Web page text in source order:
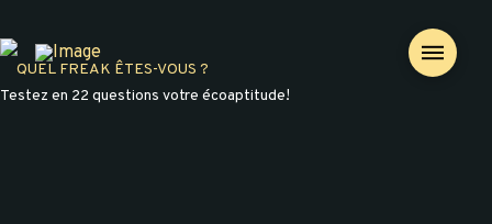
QUEL FREAK ÊTES-VOUS ?
Testez en 22 questions votre écoaptitude!